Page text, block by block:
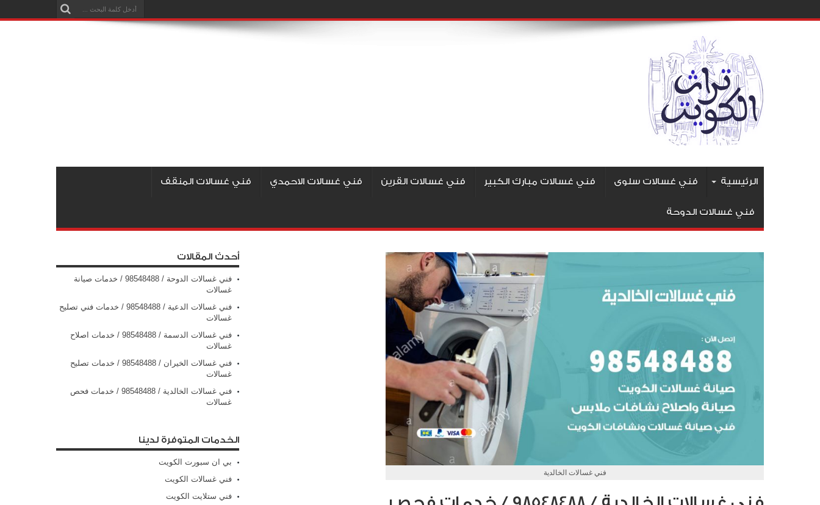
الرئيسية فني غسالات سلوى فني غسالات مبارك الكبير فني غسالات القرين فني غسالات الاحمدي فني غسالات المنقف
فني غسالات الدوحة
فني غسالات الخالدية
أحدث المقالات
فني غسالات الدوحة / 98548488 / خدمات صيانة
غسالات
فني غسالات الدعية / 98548488 / خدمات فني تصليح
غسالات
فني غسالات الدسمة / 98548488 / خدمات اصلاح
غسالات
فني غسالات الخيران / 98548488 / خدمات تصليح
غسالات
فني غسالات الخالدية / 98548488 / خدمات فحص
غسالات
الخدمات المتوفرة لدينا
بي ان سبورت الكويت
فني غسالات الكويت
فني ستلايت الكويت